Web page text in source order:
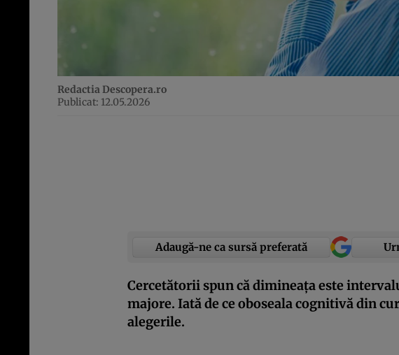
Redactia Descopera.ro
Publicat: 12.05.2026
Adaugă-ne ca sursă preferată
Cercetătorii spun că dimineața este
majore. Iată de ce oboseala cognitivă din
alegerile.